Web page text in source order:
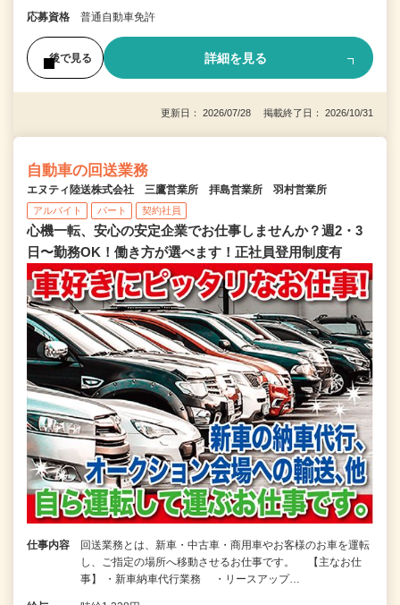
応募資格 普通自動車免許
後で見る 詳細を見る
更新日： 2026/07/28 掲載終了日： 2026/10/31
自動車の回送業務
エヌティ陸送株式会社 三鷹営業所 拝島営業所 羽村営業所
アルバイト パート 契約社員
心機一転、安心の安定企業でお仕事しませんか？週2・3
日〜勤務OK！働き方が選べます！正社員登用制度有
仕事内容
回送業務とは、新車・中古車・商用車やお客様のお車を運転
し、ご指定の場所へ移動させるお仕事です。 【主なお仕
事】 ・新車納車代行業務 ・リースアップ…